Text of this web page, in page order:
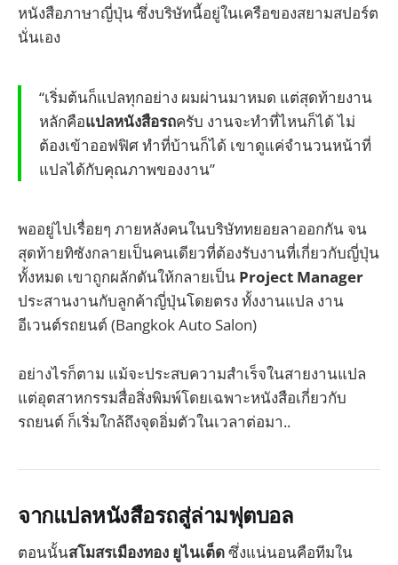
หนังสือภาษาญี่ปุ่น ซึ่งบริษัทนี้อยู่ในเครือของสยามสปอร์ต
นั่นเอง
“เริ่มต้นก็แปลทุกอย่าง ผมผ่านมาหมด แต่สุดท้ายงาน
หลักคือแปลหนังสือรถครับ งานจะทำที่ไหนก็ได้ ไม่
ต้องเข้าออฟฟิศ ทำที่บ้านก็ได้ เขาดูแค่จำนวนหน้าที่
แปลได้กับคุณภาพของงาน”
พออยู่ไปเรื่อยๆ ภายหลังคนในบริษัททยอยลาออกกัน จน
สุดท้ายทิซังกลายเป็นคนเดียวที่ต้องรับงานที่เกี่ยวกับญี่ปุ่น
ทั้งหมด เขาถูกผลักดันให้กลายเป็น Project Manager
ประสานงานกับลูกค้าญี่ปุ่นโดยตรง ทั้งงานแปล งาน
อีเวนต์รถยนต์ (Bangkok Auto Salon)
อย่างไรก็ตาม แม้จะประสบความสำเร็จในสายงานแปล
แต่อุตสาหกรรมสื่อสิ่งพิมพ์โดยเฉพาะหนังสือเกี่ยวกับ
รถยนต์ ก็เริ่มใกล้ถึงจุดอิ่มตัวในเวลาต่อมา..
จากแปลหนังสือรถสู่ล่ามฟุตบอล
ตอนนั้นสโมสรเมืองทอง ยูไนเต็ดซึ่งแน่นอนคือทีมใน